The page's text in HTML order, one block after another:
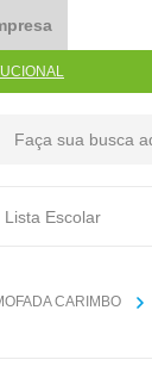
Lista Escolar
CARIMBO
BUSCADOS